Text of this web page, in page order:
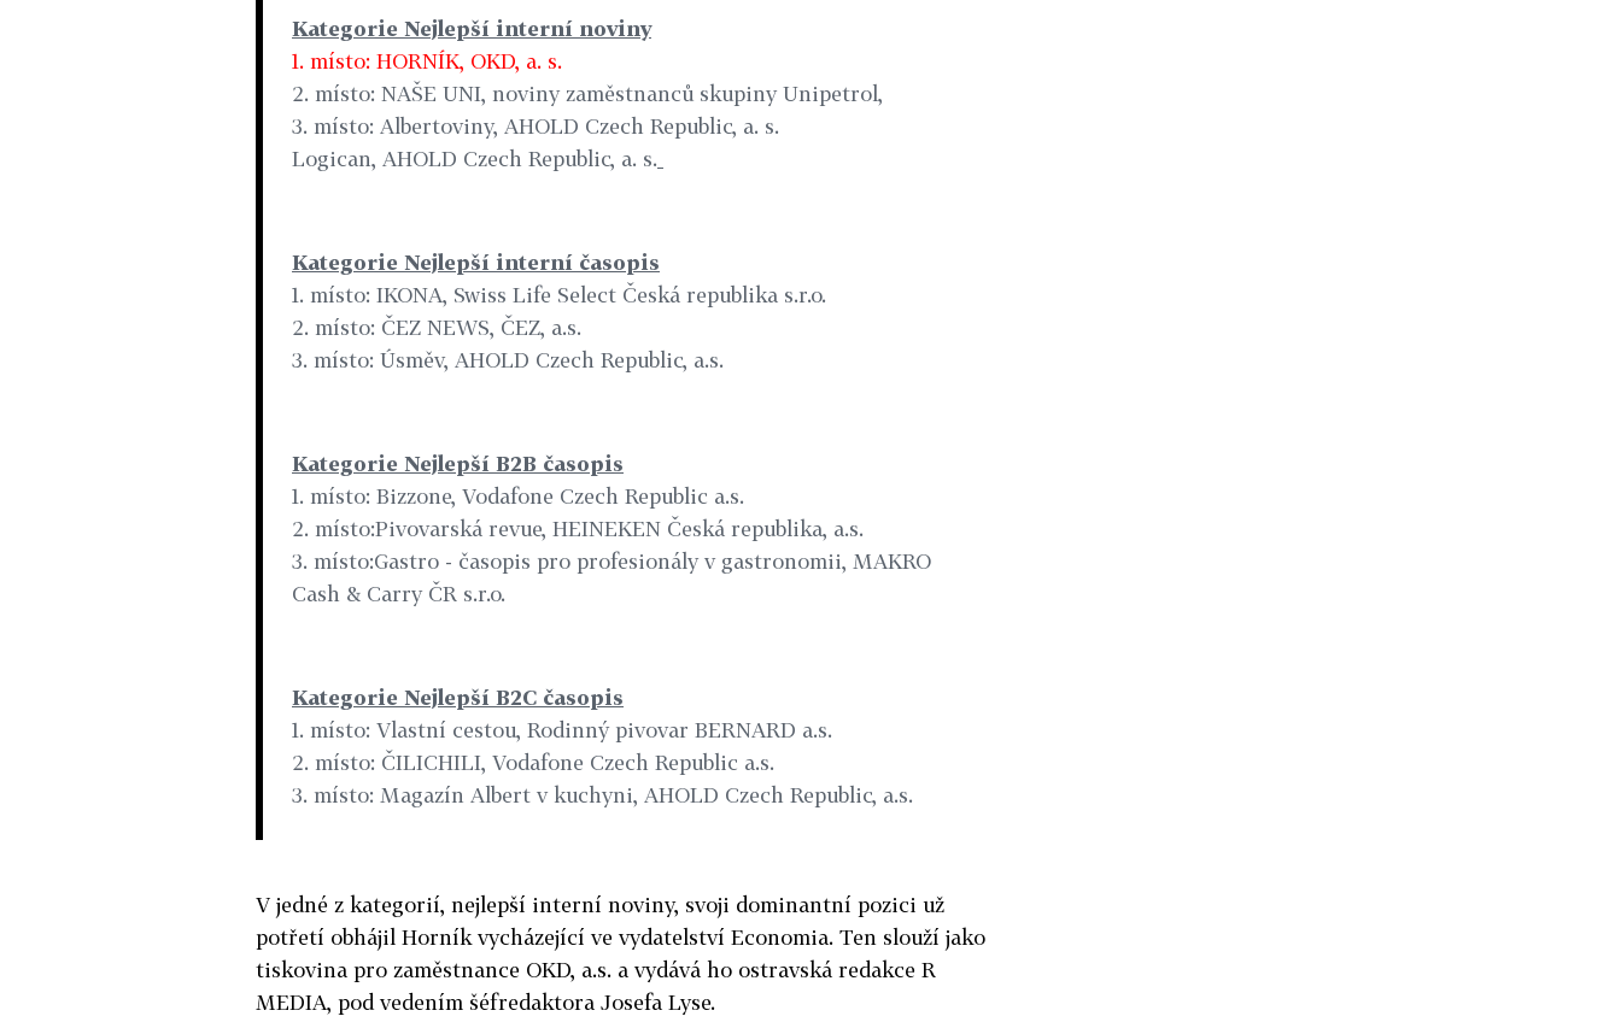
Kategorie Nejlepší interní noviny
1. místo: HORNÍK, OKD, a. s.
2. místo: NAŠE UNI, noviny zaměstnanců skupiny Unipetrol,
3. místo: Albertoviny, AHOLD Czech Republic, a. s.
Logican, AHOLD Czech Republic, a. s.
Kategorie Nejlepší interní časopis
1. místo: IKONA, Swiss Life Select Česká republika s.r.o.
2. místo: ČEZ NEWS, ČEZ, a.s.
3. místo: Úsměv, AHOLD Czech Republic, a.s.
Kategorie Nejlepší B2B časopis
1. místo: Bizzone, Vodafone Czech Republic a.s.
2. místo:Pivovarská revue, HEINEKEN Česká republika, a.s.
3. místo:Gastro - časopis pro profesionály v gastronomii, MAKRO
Cash & Carry ČR s.r.o.
Kategorie Nejlepší B2C časopis
1. místo: Vlastní cestou, Rodinný pivovar BERNARD a.s.
2. místo: ČILICHILI, Vodafone Czech Republic a.s.
3. místo: Magazín Albert v kuchyni, AHOLD Czech Republic, a.s.
V jedné z kategorií, nejlepší interní noviny, svoji dominantní pozici už
potřetí obhájil Horník vycházející ve vydatelství Economia. Ten slouží jako
tiskovina pro zaměstnance OKD, a.s. a vydává ho ostravská redakce R
MEDIA, pod vedením šéfredaktora Josefa Lyse.